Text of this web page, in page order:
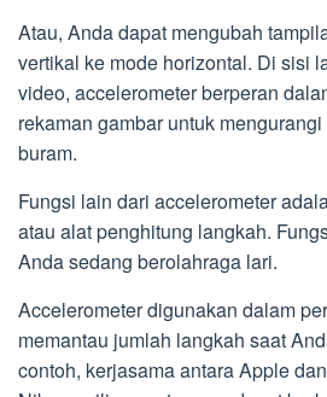
Atau, Anda dapat mengubah
vertikal ke mode horizontal. Di sisi
video, accelerometer berperan
rekaman gambar untuk
buram.
Fungsi lain dari accelerometer
atau alat penghitung langkah.
Anda sedang berolahraga lari.
Accelerometer digunakan dalam
memantau jumlah langkah saat
contoh, kerjasama antara Apple